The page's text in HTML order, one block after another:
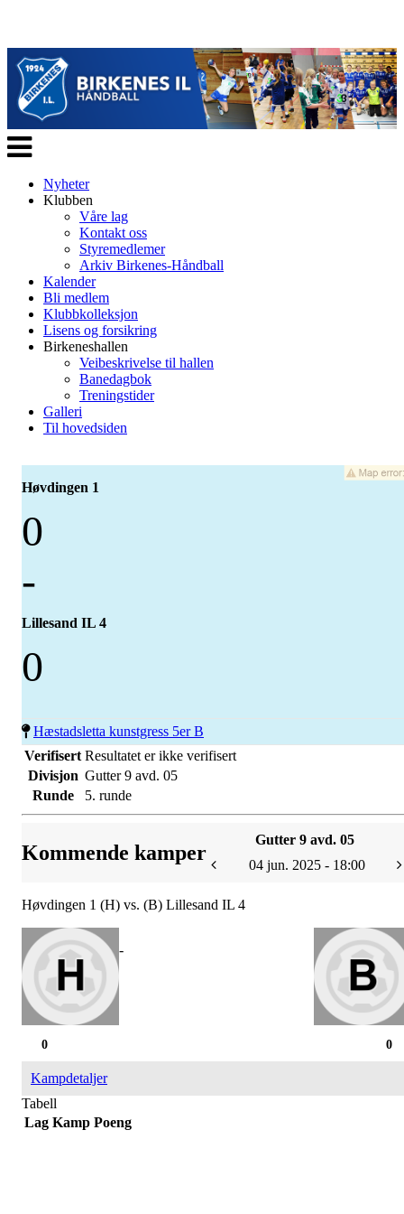
Veksle
navigasjon
Nyheter
Klubben
Våre lag
Kontakt oss
Styremedlemer
Arkiv Birkenes-Håndball
Kalender
Bli medlem
Klubbkolleksjon
Lisens og forsikring
Birkeneshallen
Veibeskrivelse til hallen
Banedagbok
Treningstider
Galleri
Til hovedsiden
Høvdingen 1
0
-
Lillesand IL 4
0
Hæstadsletta kunstgress 5er B
Verifisert Resultatet er ikke verifisert
Divisjon Gutter 9 avd. 05
Runde
5. runde
Kommende kamper
Gutter 9 avd. 05
04 jun. 2025 - 18:00
Høvdingen 1 (H) vs. (B) Lillesand IL 4
-
0
0
Kampdetaljer
Tabell
Lag Kamp Poeng